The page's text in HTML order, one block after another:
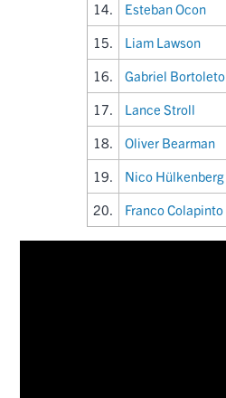
14.
Esteban Ocon
15.
Liam Lawson
16.
Gabriel Bortoleto
17.
Lance Stroll
18.
Oliver Bearman
19.
Nico Hülkenberg
20.
Franco Colapinto